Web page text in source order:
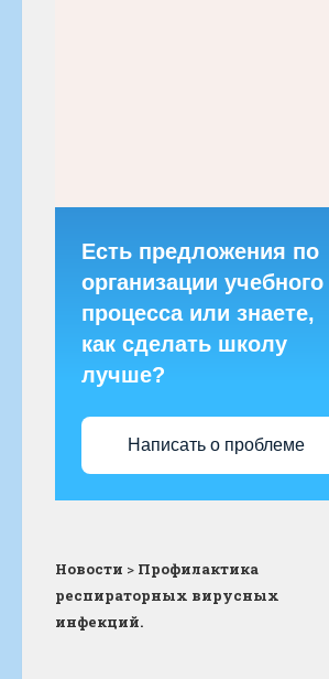
Есть предложения по
организации учебного
процесса или знаете,
как сделать школу
лучше?
Написать о проблеме
Новости > Профилактика
респираторных вирусных
инфекций.